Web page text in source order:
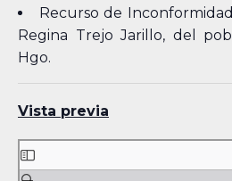
Recurso de
Regina Trejo Jarillo, del
Hgo.
Vista previa
Skip
to